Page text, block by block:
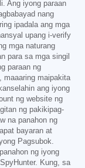
Ang iyong paraan
nang
ipadala ang mga
upang i-verify
mga naturang
para sa mga singil
paraan ng
maaaring maipakita
ang iyong
ng website ng
ng pakikipag-
na panahon ng
bayaran at
Pagsubok.
ng iyong
Kung, sa